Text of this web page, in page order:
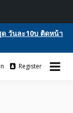
วันละ10บ ติดหน้า
บ้านที่ดิน
ติดgooglesหน้า1ฟรี
Register